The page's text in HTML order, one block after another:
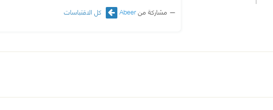
مشاركة منAbeer كل الاقتباسات